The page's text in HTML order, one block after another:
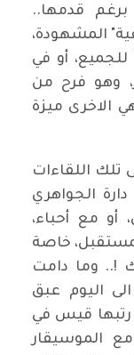
برغم قدمها..
المشهودة،
أو في
وهو فرح من
الاخرى ميزة
تلك اللقاءات
الجواهري
مع أحباء،
خاصة
!.. وما دامت
اليوم عبق
رتبها قيس في
الموسيقار